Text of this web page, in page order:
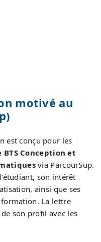
motivé au
est conçu pour les
Conception et
via ParcourSup.
son intérêt
ainsi que ses
La lettre
son profil avec les